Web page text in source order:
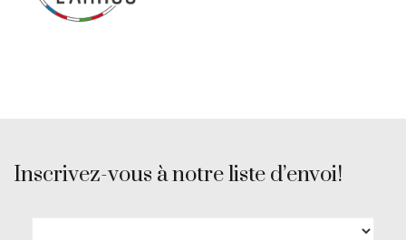
Inscrivez-vous à notre liste d’envoi!